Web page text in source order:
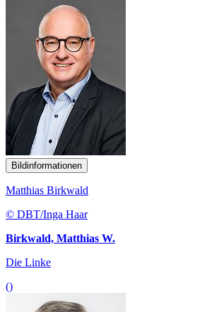
Bildinformationen
Matthias Birkwald
© DBT/Inga Haar
Birkwald, Matthias W.
Die Linke
()